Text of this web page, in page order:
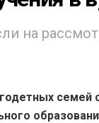
на
семей